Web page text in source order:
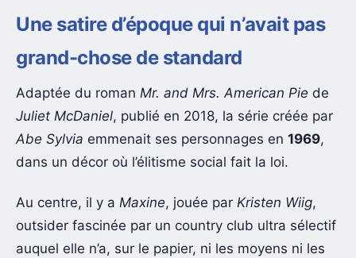
Une satire d’époque qui n’avait pas
grand-chose de standard
Adaptée du roman Mr. and Mrs. American Pie de
Juliet McDaniel, publié en 2018, la série créée par
Abe Sylvia emmenait ses personnages en 1969,
dans un décor où l’élitisme social fait la loi.
Au centre, il y a Maxine, jouée par Kristen Wiig,
outsider fascinée par un country club ultra sélectif
auquel elle n’a, sur le papier, ni les moyens ni les